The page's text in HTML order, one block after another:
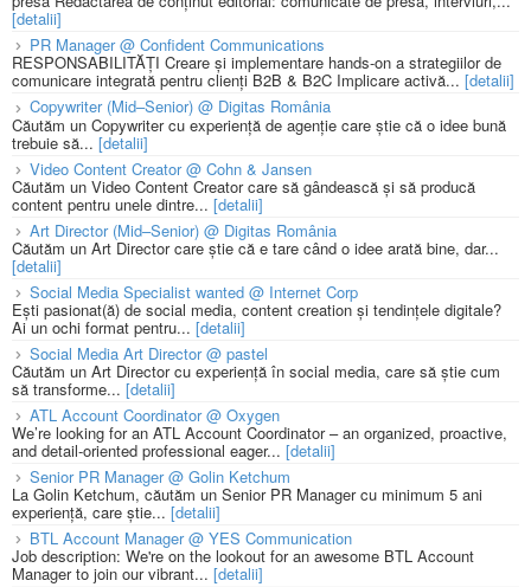
[detalii]
PR Manager @ Confident Communications
RESPONSABILITĂȚI Creare și implementare hands-on a strategiilor de
comunicare integrată pentru clienți B2B & B2C Implicare activă... [detalii]
Copywriter (Mid–Senior) @ Digitas România
Căutăm un Copywriter cu experiență de agenție care știe că o idee bună
trebuie să... [detalii]
Video Content Creator @ Cohn & Jansen
Căutăm un Video Content Creator care să gândească și să producă
content pentru unele dintre... [detalii]
Art Director (Mid–Senior) @ Digitas România
Căutăm un Art Director care știe că e tare când o idee arată bine, dar...
[detalii]
Social Media Specialist wanted @ Internet Corp
Ești pasionat(ă) de social media, content creation și tendințele digitale?
Ai un ochi format pentru... [detalii]
Social Media Art Director @ pastel
Căutăm un Art Director cu experiență în social media, care să știe cum
să transforme... [detalii]
ATL Account Coordinator @ Oxygen
We’re looking for an ATL Account Coordinator – an organized, proactive,
and detail-oriented professional eager... [detalii]
Senior PR Manager @ Golin Ketchum
La Golin Ketchum, căutăm un Senior PR Manager cu minimum 5 ani
experiență, care știe... [detalii]
BTL Account Manager @ YES Communication
Job description: We're on the lookout for an awesome BTL Account
Manager to join our vibrant... [detalii]